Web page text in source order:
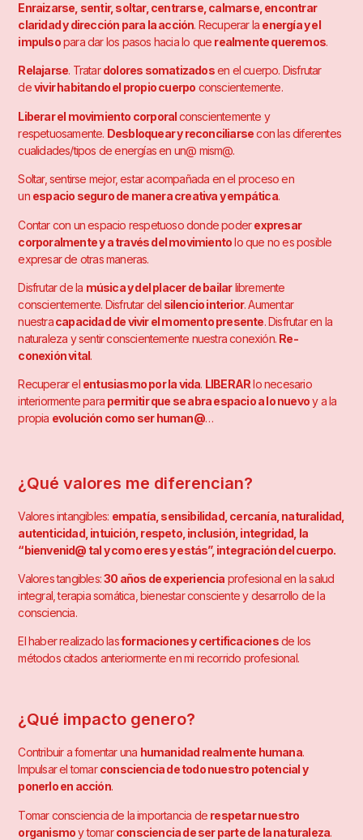
Enraizarse, sentir, soltar, centrarse, calmarse, encontrar
claridad y dirección para la acción. Recuperar la energía y el
impulsopara dar los pasos hacia lo que realmente queremos.
Relajarse. Tratardolores somatizadosen el cuerpo. Disfrutar
devivir habitando el propio cuerpo conscientemente.
Liberar el movimiento corporalconscientemente y
respetuosamente. Desbloquear y reconciliarsecon las diferentes
cualidades/tipos de energías en un@ mism@.
Soltar, sentirse mejor, estar acompañada en el proceso en
un espacio seguro de manera creativa y empática.
Contar con un espacio respetuoso donde poderexpresar
corporalmente y a través del movimientolo que no es posible
expresar de otras maneras.
Disfrutar de la música y del placer de bailarlibremente
conscientemente. Disfrutar del silencio interior. Aumentar
nuestracapacidad de vivir el momento presente. Disfrutar en la
naturaleza y sentir conscientemente nuestra conexión. Re-
conexión vital.
Recuperar el entusiasmo por la vida. LIBERARlo necesario
interiormente para permitir que se abra espacio a lo nuevoy a la
propia evolución como ser human@…
¿Qué valores me diferencian?
Valores intangibles: empatía, sensibilidad, cercanía, naturalidad,
autenticidad, intuición, respeto, inclusión, integridad, la
“bienvenid@ tal y como eres y estás”, integración del cuerpo.
Valores tangibles:30 años de experiencia profesional en la salud
integral, terapia somática, bienestar consciente y desarrollo de la
consciencia.
El haber realizado lasformaciones y certificacionesde los
métodos citados anteriormente en mi recorrido profesional.
¿Qué impacto genero?
Contribuir a fomentar una humanidad realmente humana.
Impulsar el tomarconsciencia de todo nuestro potencial y
ponerlo en acción.
Tomar consciencia de la importancia de respetar nuestro
organismoy tomarconsciencia de ser parte de la naturaleza.